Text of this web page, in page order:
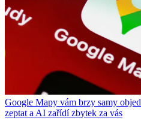
Google Mapy vám brzy samy
zeptat a AI zařídí zbytek za vás